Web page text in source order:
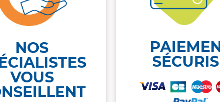
NOS
VOUS